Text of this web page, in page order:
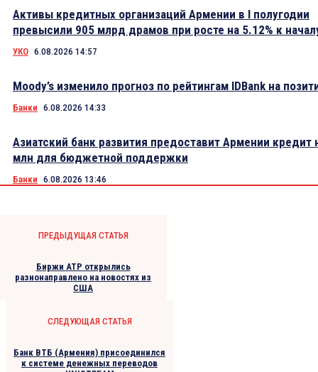
Активы кредитных организаций Армении в I полугодии
превысили 905 млрд драмов при росте на 5.12% к
УКО 6.08.2026 14:57
Moody’s изменило прогноз по рейтингам IDBank на
Банки 6.08.2026 14:33
Азиатский банк развития предоставит Армении кредит
млн для бюджетной поддержки
Банки 6.08.2026 13:46
ПРЕДЫДУЩАЯ СТАТЬЯ
Биржи АТР открылись
разнонаправлено на новостях из
США
СЛЕДУЮЩАЯ СТАТЬЯ
Банк ВТБ (Армения) присоединился
к системе денежных переводов